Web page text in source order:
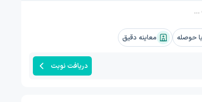
حوصله معاینه دقیق
دریافت نوبت